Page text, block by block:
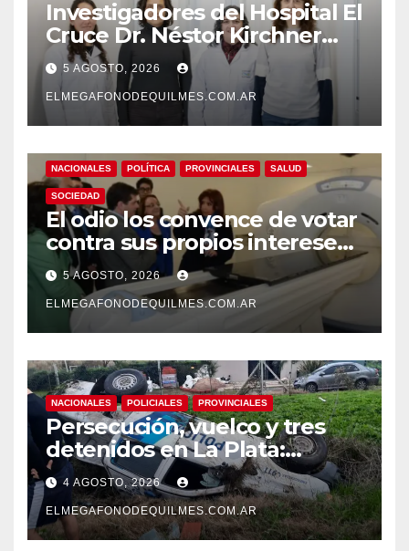
Investigadores del Hospital El
Cruce Dr. Néstor Kirchner
desarrollan un estudio
pionero sobre el
envejecimiento cerebral y las
demencias
5 AGOSTO, 2026
ELMEGAFONODEQUILMES.COM.AR
NACIONALES POLÍTICA PROVINCIALES SALUD
SOCIEDAD
El odio los convence de votar
contra sus propios intereses.
Una Sociedad atrapada en la
grieta
5 AGOSTO, 2026
ELMEGAFONODEQUILMES.COM.AR
NACIONALES POLICIALES PROVINCIALES
Persecución, vuelco y tres
detenidos en La Plata:
recuperaron motos robadas
tras un operativo policial
4 AGOSTO, 2026
ELMEGAFONODEQUILMES.COM.AR